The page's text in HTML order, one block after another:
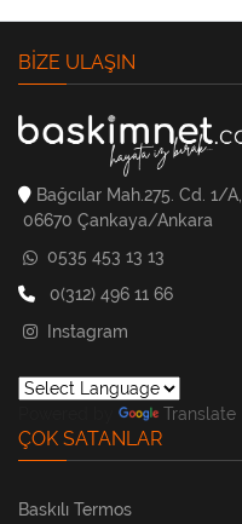
BIZE ULAŞIN
Bağcılar Mah.275. Cd. 1/A,
06670 Çankaya/Ankara
0535 453 13 13
0(312) 496 11 66
Instagram
Translate
ÇOK SATANLAR
Baskılı Termos